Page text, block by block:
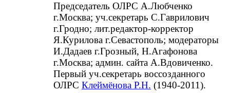
Председатель ОЛРС А.Любченко
г.Москва; уч.секретарь С.Гаврилович
г.Гродно; лит.редактор-корректор
Я.Курилова г.Севастополь; модераторы
И.Дадаев г.Грозный, Н.Агафонова
г.Москва; админ. сайта А.Вдовиченко.
Первый уч.секретарь воссозданного
ОЛРС Клеймёнова Р.Н. (1940-2011).